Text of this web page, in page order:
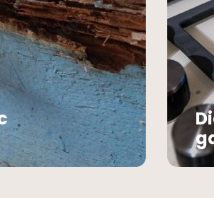
Diagnostic
gaz